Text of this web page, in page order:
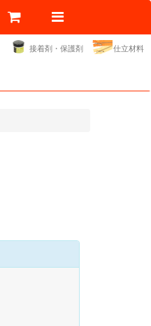
接着剤・保護剤 仕立材料